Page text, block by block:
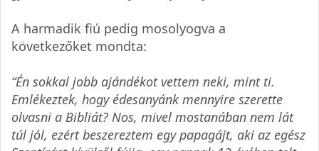
A harmadik fiú pedig mosolyogva a
következőket mondta:
“Én sokkal jobb ajándékot vettem neki, mint ti.
Emlékeztek, hogy édesanyánk mennyire szerette
olvasni a Bibliát? Nos, mivel mostanában nem lát
túl jól, ezért beszereztem egy papagájt, aki az egész